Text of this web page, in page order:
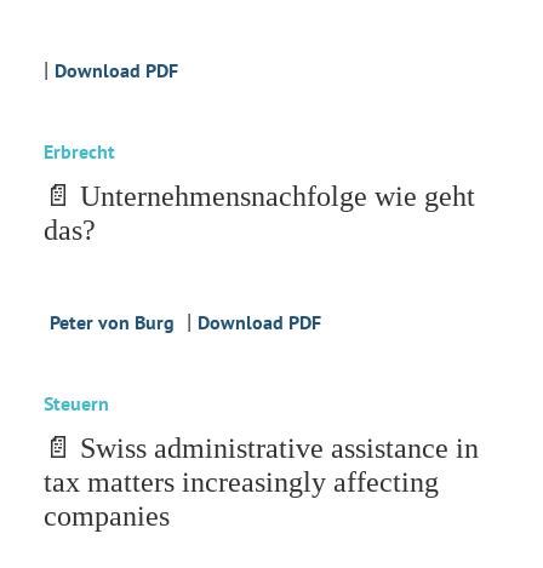
| Download PDF
Erbrecht
📄 Unternehmensnachfolge wie geht
das?
Peter von Burg | Download PDF
Steuern
📄 Swiss administrative assistance in
tax matters increasingly affecting
companies